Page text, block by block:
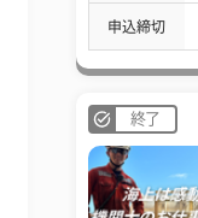
申込締切
終了